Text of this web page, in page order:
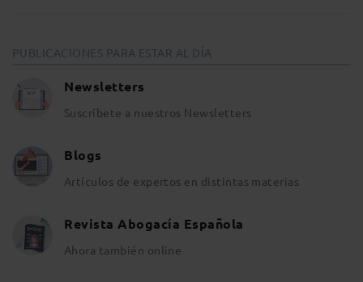
PUBLICACIONES PARA ESTAR AL DÍA
Newsletters
Suscríbete a nuestros Newsletters
Blogs
Artículos de expertos en distintas materias
Revista Abogacía Española
Ahora también online